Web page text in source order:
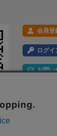
会員登
ログイ
お問い